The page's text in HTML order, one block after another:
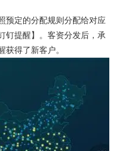
预定的分配规则分配给对应
钉提醒】。客资分发后，承
得了新客户。